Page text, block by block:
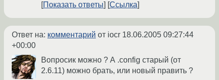
Показать ответы
Ссылка
Ответ на: комментарий от iocr 18.06.2005 09:27:44
+00:00
Вопросик можно ? А .config старый (от
2.6.11) можно брать, или новый править ?